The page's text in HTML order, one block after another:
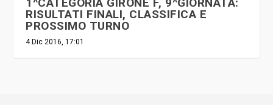
RISULTATI FINALI, CLASSIFICA E
PROSSIMO TURNO
4 Dic 2016, 17:01